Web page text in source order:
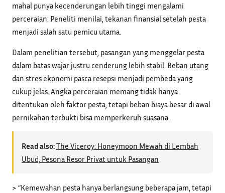
mahal punya kecenderungan lebih tinggi mengalami
perceraian. Peneliti menilai, tekanan finansial setelah pesta
menjadi salah satu pemicu utama.
Dalam penelitian tersebut, pasangan yang menggelar pesta
dalam batas wajar justru cenderung lebih stabil. Beban utang
dan stres ekonomi pasca resepsi menjadi pembeda yang
cukup jelas. Angka perceraian memang tidak hanya
ditentukan oleh faktor pesta, tetapi beban biaya besar di awal
pernikahan terbukti bisa memperkeruh suasana.
Read also:The Viceroy: Honeymoon Mewah di Lembah
Ubud, Pesona Resor Privat untuk Pasangan
> “Kemewahan pesta hanya berlangsung beberapa jam, tetapi